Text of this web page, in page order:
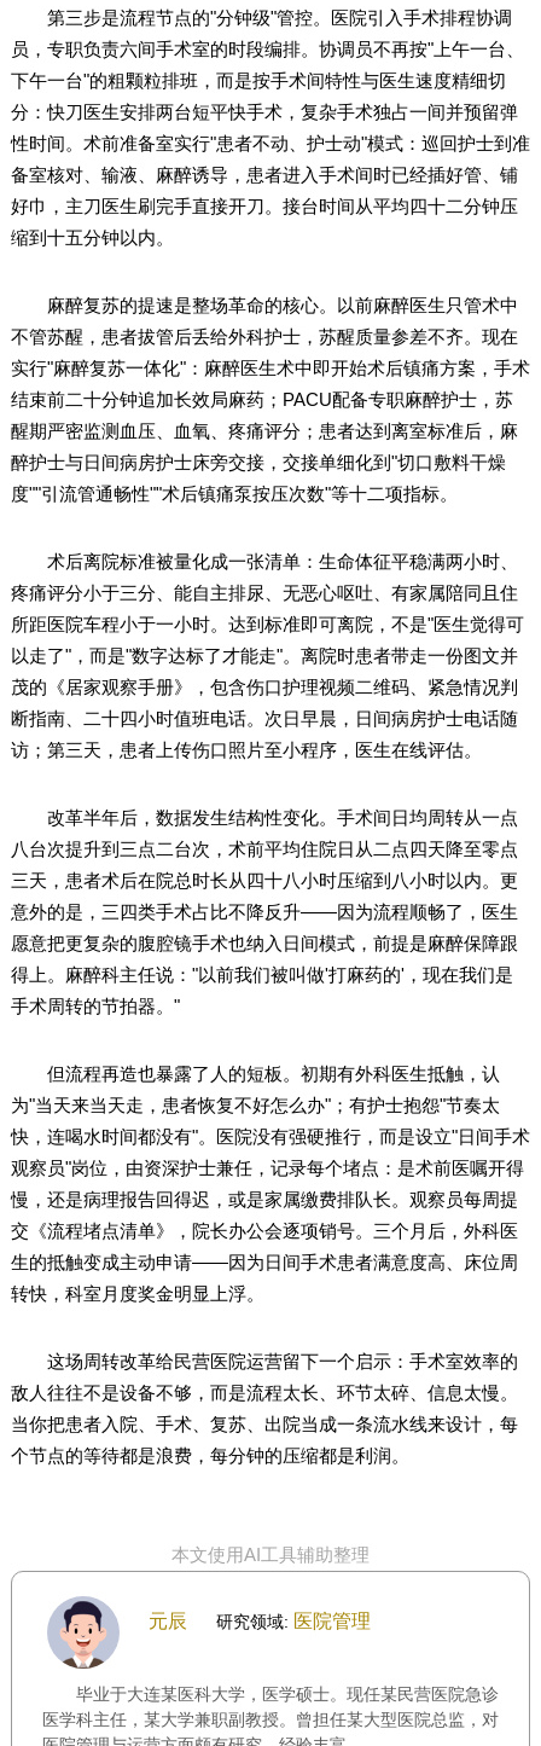
第三步是流程节点的"分钟级"管控。医院引入手术排程协调
员，专职负责六间手术室的时段编排。协调员不再按"上午一台、
下午一台"的粗颗粒排班，而是按手术间特性与医生速度精细切
分：快刀医生安排两台短平快手术，复杂手术独占一间并预留弹
性时间。术前准备室实行"患者不动、护士动"模式：巡回护士到准
备室核对、输液、麻醉诱导，患者进入手术间时已经插好管、铺
好巾，主刀医生刷完手直接开刀。接台时间从平均四十二分钟压
缩到十五分钟以内。
麻醉复苏的提速是整场革命的核心。以前麻醉医生只管术中
不管苏醒，患者拔管后丢给外科护士，苏醒质量参差不齐。现在
实行"麻醉复苏一体化"：麻醉医生术中即开始术后镇痛方案，手术
结束前二十分钟追加长效局麻药；PACU配备专职麻醉护士，苏
醒期严密监测血压、血氧、疼痛评分；患者达到离室标准后，麻
醉护士与日间病房护士床旁交接，交接单细化到"切口敷料干燥
度""引流管通畅性""术后镇痛泵按压次数"等十二项指标。
术后离院标准被量化成一张清单：生命体征平稳满两小时、
疼痛评分小于三分、能自主排尿、无恶心呕吐、有家属陪同且住
所距医院车程小于一小时。达到标准即可离院，不是"医生觉得可
以走了"，而是"数字达标了才能走"。离院时患者带走一份图文并
茂的《居家观察手册》，包含伤口护理视频二维码、紧急情况判
断指南、二十四小时值班电话。次日早晨，日间病房护士电话随
访；第三天，患者上传伤口照片至小程序，医生在线评估。
改革半年后，数据发生结构性变化。手术间日均周转从一点
八台次提升到三点二台次，术前平均住院日从二点四天降至零点
三天，患者术后在院总时长从四十八小时压缩到八小时以内。更
意外的是，三四类手术占比不降反升——因为流程顺畅了，医生
愿意把更复杂的腹腔镜手术也纳入日间模式，前提是麻醉保障跟
得上。麻醉科主任说："以前我们被叫做'打麻药的'，现在我们是
手术周转的节拍器。"
但流程再造也暴露了人的短板。初期有外科医生抵触，认
为"当天来当天走，患者恢复不好怎么办"；有护士抱怨"节奏太
快，连喝水时间都没有"。医院没有强硬推行，而是设立"日间手术
观察员"岗位，由资深护士兼任，记录每个堵点：是术前医嘱开得
慢，还是病理报告回得迟，或是家属缴费排队长。观察员每周提
交《流程堵点清单》，院长办公会逐项销号。三个月后，外科医
生的抵触变成主动申请——因为日间手术患者满意度高、床位周
转快，科室月度奖金明显上浮。
这场周转改革给民营医院运营留下一个启示：手术室效率的
敌人往往不是设备不够，而是流程太长、环节太碎、信息太慢。
当你把患者入院、手术、复苏、出院当成一条流水线来设计，每
个节点的等待都是浪费，每分钟的压缩都是利润。
本文使用AI工具辅助整理
元辰 研究领域: 医院管理
毕业于大连某医科大学，医学硕士。现任某民营医院急诊
医学科主任，某大学兼职副教授。曾担任某大型医院总监，对